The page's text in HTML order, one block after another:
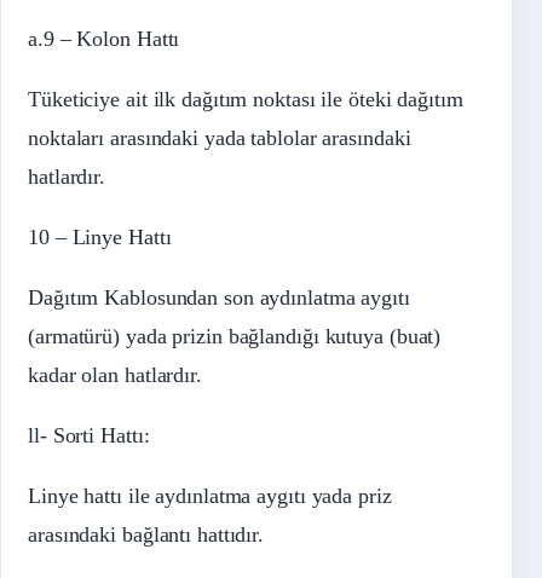
a.9 – Kolon Hattı
Tüketiciye ait ilk dağıtım noktası ile öteki dağıtım
noktaları arasındaki yada tablolar arasındaki
hatlardır.
10 – Linye Hattı
Dağıtım Kablosundan son aydınlatma aygıtı
(armatürü) yada prizin bağlandığı kutuya (buat)
kadar olan hatlardır.
ll- Sorti Hattı:
Linye hattı ile aydınlatma aygıtı yada priz
arasındaki bağlantı hattıdır.